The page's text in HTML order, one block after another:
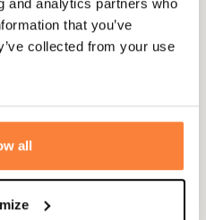
and analytics partners who
that you’ve
collected from your use
all